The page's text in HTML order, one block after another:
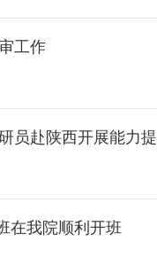
工作
员赴陕西开展能力
在我院顺利开班